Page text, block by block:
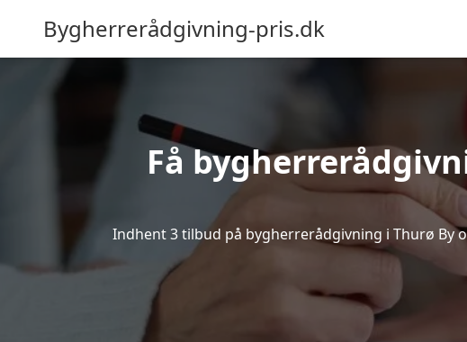
Bygherrerådgivning-pris.dk
Få
Indhent 3 tilbud på bygherrerådgivning i Thurø